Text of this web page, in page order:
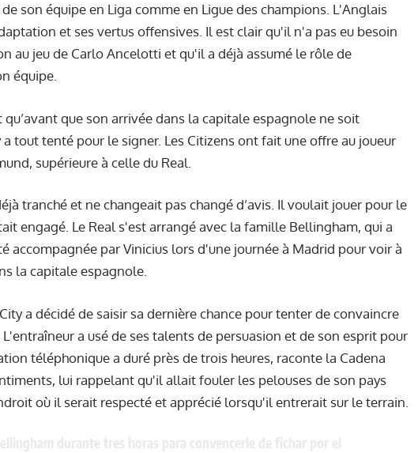
son équipe en Liga comme en Ligue des champions. L'Anglais
et ses vertus offensives. Il est clair qu'il n'a pas eu besoin
au jeu de Carlo Ancelotti et qu'il a déjà assumé le rôle de
équipe.
qu’avant que son arrivée dans la capitale espagnole ne soit
tout tenté pour le signer. Les Citizens ont fait une offre au joueur
supérieure à celle du Real.
tranché et ne changeait pas changé d’avis. Il voulait jouer pour le
engagé. Le Real s'est arrangé avec la famille Bellingham, qui a
accompagnée par Vinicius lors d'une journée à Madrid pour voir à
la capitale espagnole.
a décidé de saisir sa dernière chance pour tenter de convaincre
a usé de ses talents de persuasion et de son esprit pour
téléphonique a duré près de trois heures, raconte la Cadena
lui rappelant qu'il allait fouler les pelouses de son pays
où il serait respecté et apprécié lorsqu'il entrerait sur le terrain.